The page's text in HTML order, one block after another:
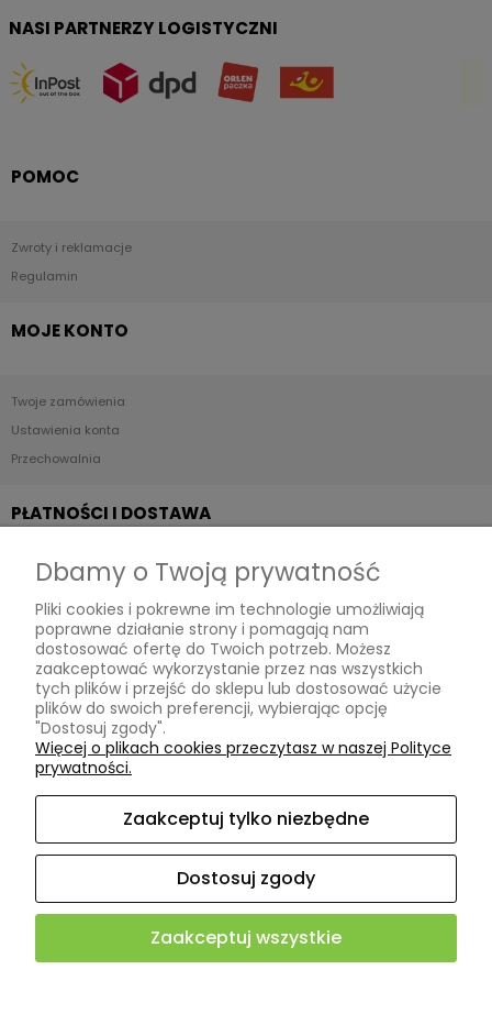
POMOC
Zwroty i reklamacje
Regulamin
MOJE KONTO
Twoje zamówienia
Ustawienia konta
Przechowalnia
PŁATNOŚCI I DOSTAWA
Formy płatności
Czas i koszty dostawy
INFORMACJE
Polityka prywatności
Ustawienia plików cookies
NASI PARTNERZY LOGISTYCZNI
Dbamy o Twoją prywatność
Pliki cookies i pokrewne im technologie umożliwiają
poprawne działanie strony i pomagają nam
dostosować ofertę do Twoich potrzeb. Możesz
zaakceptować wykorzystanie przez nas wszystkich
tych plików i przejść do sklepu lub dostosować użycie
plików do swoich preferencji, wybierając opcję
"Dostosuj zgody".
Więcej o plikach cookies przeczytasz w naszej Polityce
prywatności.
Zaakceptuj tylko niezbędne
Dostosuj zgody
Zaakceptuj wszystkie
4.9